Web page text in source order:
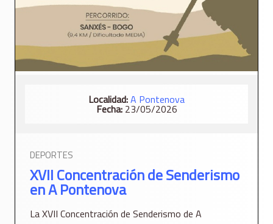
Localidad:A Pontenova
Fecha:23/05/2026
DEPORTES
XVII Concentración de Senderismo
en A Pontenova
La XVII Concentración de Senderismo de A